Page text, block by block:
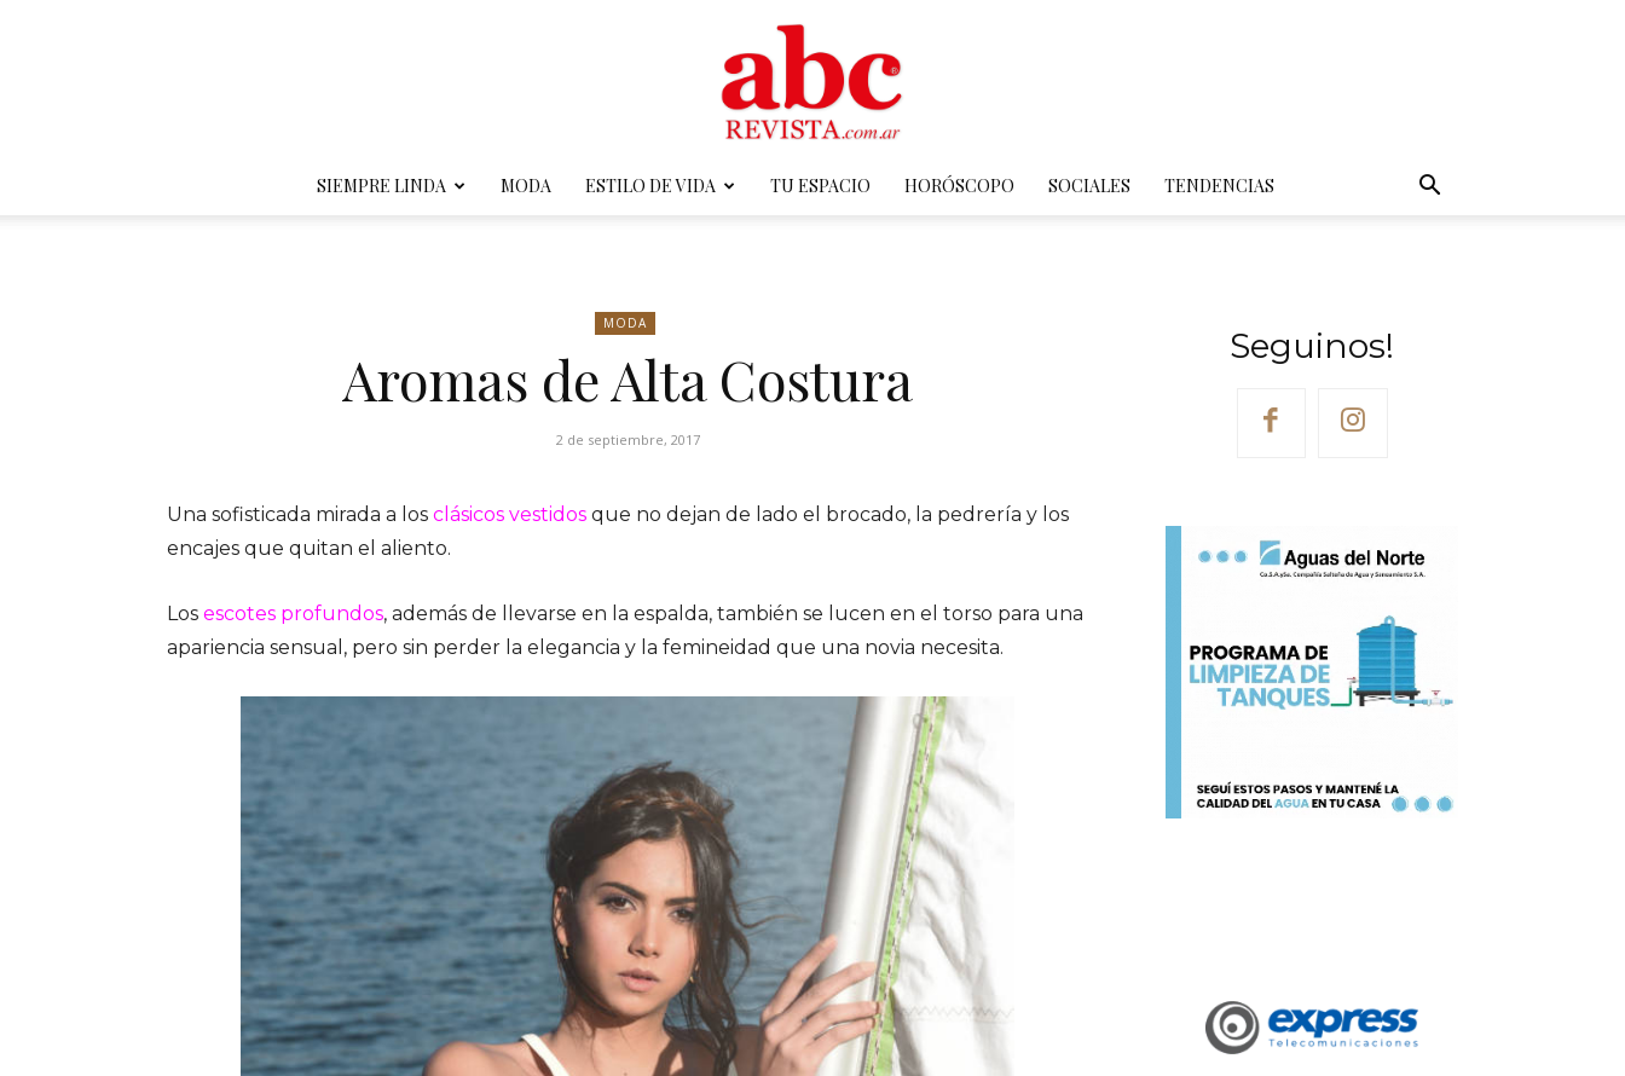
Revista
SIEMPRE LINDA MODA ESTILO DE VIDA TU ESPACIO HORÓSCOPO SOCIALES TENDENCIAS
MODA
Aromas de Alta Costura
2 de septiembre, 2017
Una sofisticada mirada a los clásicos vestidos que no dejan de lado el brocado, la pedrería y los
encajes que quitan el aliento.
Los escotes profundos, además de llevarse en la espalda, también se lucen en el torso para una
apariencia sensual, pero sin perder la elegancia y la femineidad que una novia necesita.
Seguinos!